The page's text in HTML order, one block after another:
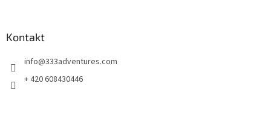
Kontakt
info@333adventures.com
+ 420 608430446